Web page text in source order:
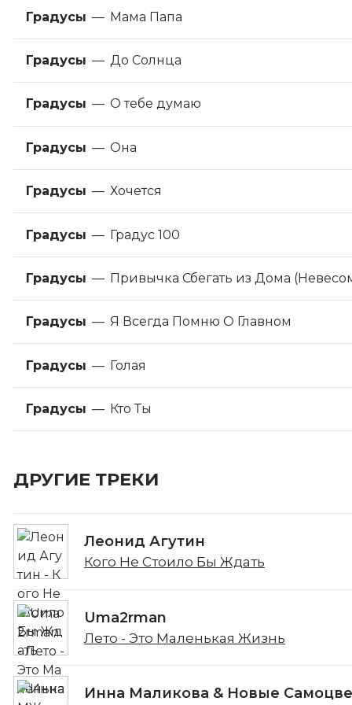
Градусы — Мама Папа
Градусы — До Солнца
Градусы — О тебе думаю
Градусы — Она
Градусы — Хочется
Градусы — Градус 100
Градусы — Привычка Сбегать из Дома
Градусы — Я Всегда Помню О Главном
Градусы — Голая
Градусы — Кто Ты
ДРУГИЕ ТРЕКИ
Леонид Агутин
Кого Не Стоило Бы Ждать
Uma2rman
Лето - Это Маленькая Жизнь
Инна Маликова & Новые